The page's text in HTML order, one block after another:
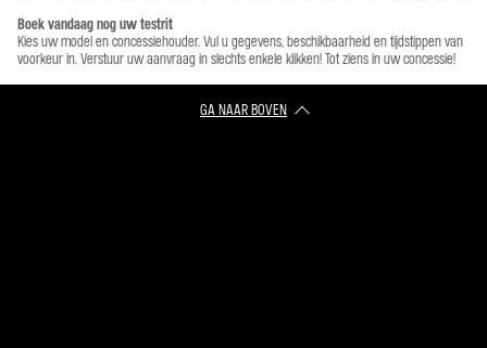
Boek vandaag nog uw testrit
Kies uw model en concessiehouder. Vul u gegevens, beschikbaarheid en tijdstippen van
voorkeur in. Verstuur uw aanvraag in slechts enkele klikken! Tot ziens in uw concessie!
GA NAAR BOVEN